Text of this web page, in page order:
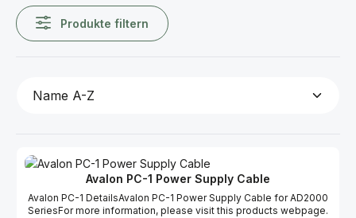
Produkte filtern
Avalon PC-1 Power Supply Cable
Avalon PC-1 DetailsAvalon PC-1 Power Supply Cable for AD2000
SeriesFor more information, please visit this products webpage.